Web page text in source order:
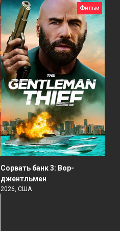
Фильм
Сорвать банк 3: Вор-
джентльмен
2026, США